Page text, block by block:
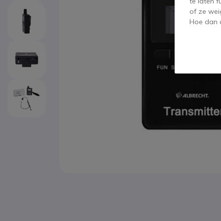
of ze
Hoe dan